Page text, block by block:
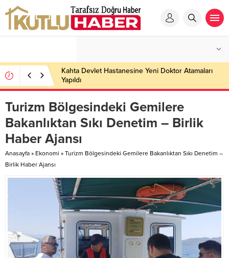
Kahta Devlet Hastanesine Yeni Doktor Atamaları
Yapıldı
Turizm Bölgesindeki Gemilere
Bakanlıktan Sıkı Denetim – Birlik
Haber Ajansı
Anasayfa » Ekonomi » Turizm Bölgesindeki Gemilere Bakanlıktan Sıkı Denetim –
Birlik Haber Ajansı